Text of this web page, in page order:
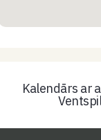
Kalendārs ar